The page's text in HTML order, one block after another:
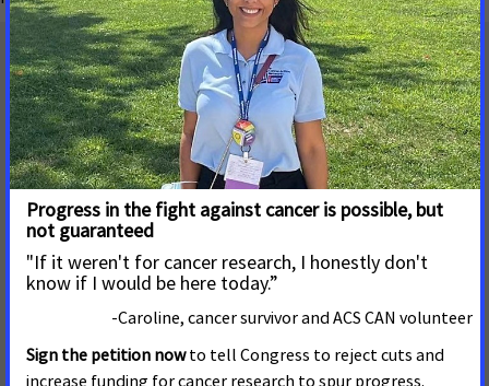
Dirección postal
655 15th Street, NW, Suite 503
Washington, DC 20005